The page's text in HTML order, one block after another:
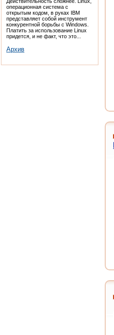
операционная система с
открытым кодом, в руках IBM
представляет собой инструмент
конкурентной борьбы с Windows.
Платить за использование Linux
придется, и не факт, что это...
Архив